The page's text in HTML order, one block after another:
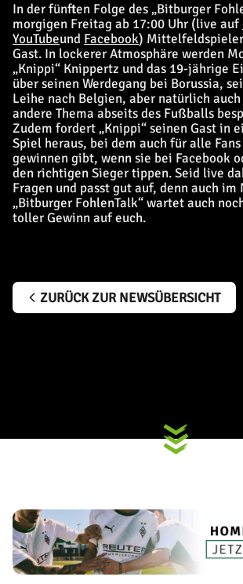
In der fünften Folge des „Bitburger
morgigen Freitag ab 17:00 Uhr (live auf
YouTubeund Facebook)
Gast. In lockerer Atmosphäre werden
„Knippi“ Knippertz und das 19-jährige
über seinen Werdegang bei Borussia,
Leihe nach Belgien, aber natürlich
andere Thema abseits des Fußballs
Zudem fordert „Knippi“ seinen Gast in
Spiel heraus, bei dem auch für alle
gewinnen gibt, wenn sie bei Facebook
den richtigen Sieger tippen. Seid live
Fragen und passt gut auf, denn auch im
„Bitburger FohlenTalk“ wartet auch
toller Gewinn auf euch.
ZURÜCK ZUR NEWSÜBERSICHT